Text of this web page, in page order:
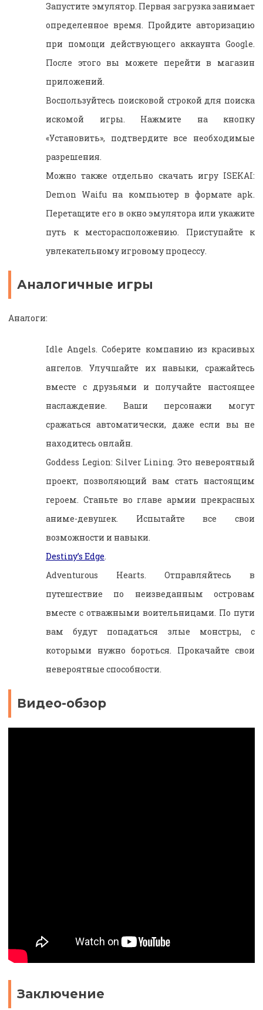
Запустите эмулятор. Первая загрузка занимает
определенное время. Пройдите авторизацию
при помощи действующего аккаунта Google.
После этого вы можете перейти в магазин
приложений.
Воспользуйтесь поисковой строкой для поиска
искомой игры. Нажмите на кнопку
«Установить», подтвердите все необходимые
разрешения.
Можно также отдельно скачать игру ISEKAI:
Demon Waifu на компьютер в формате apk.
Перетащите его в окно эмулятора или укажите
путь к месторасположению. Приступайте к
увлекательному игровому процессу.
Аналогичные игры
Аналоги:
Idle Angels. Соберите компанию из красивых
ангелов. Улучшайте их навыки, сражайтесь
вместе с друзьями и получайте настоящее
наслаждение. Ваши персонажи могут
сражаться автоматически, даже если вы не
находитесь онлайн.
Goddess Legion: Silver Lining. Это невероятный
проект, позволяющий вам стать настоящим
героем. Станьте во главе армии прекрасных
аниме-девушек. Испытайте все свои
возможности и навыки.
Destiny’s Edge.
Adventurous Hearts. Отправляйтесь в
путешествие по неизведанным островам
вместе с отважными воительницами. По пути
вам будут попадаться злые монстры, с
которыми нужно бороться. Прокачайте свои
невероятные способности.
Видео-обзор
Заключение